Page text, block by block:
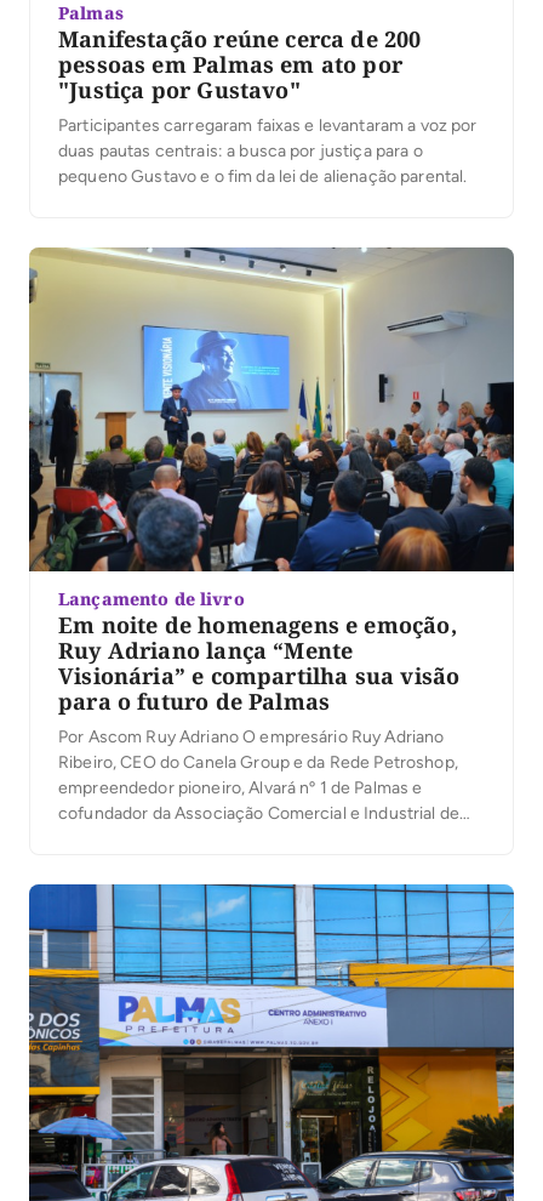
Palmas
Manifestação reúne cerca de 200
pessoas em Palmas em ato por
"Justiça por Gustavo"
Participantes carregaram faixas e levantaram a voz por
duas pautas centrais: a busca por justiça para o
pequeno Gustavo e o fim da lei de alienação parental.
Lançamento de livro
Em noite de homenagens e emoção,
Ruy Adriano lança “Mente
Visionária” e compartilha sua visão
para o futuro de Palmas
Por Ascom Ruy Adriano O empresário Ruy Adriano
Ribeiro, CEO do Canela Group e da Rede Petroshop,
empreendedor pioneiro, Alvará nº 1 de Palmas e
cofundador da Associação Comercial e Industrial de
solenidade de inauguração do novo auditório da
entidade. […]